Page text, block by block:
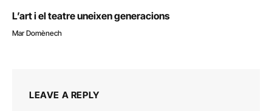
L’art i el teatre uneixen generacions
Mar Domènech
LEAVE A REPLY